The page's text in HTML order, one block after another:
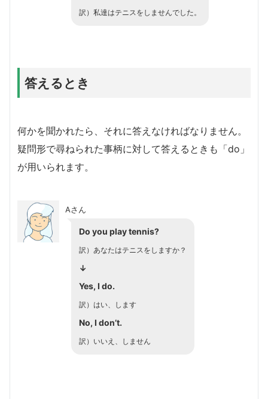
訳）私達はテニスをしませんでした。
答えるとき
何かを聞かれたら、それに答えなければなりません。
疑問形で尋ねられた事柄に対して答えるときも「do」
が用いられます。
Aさん
Do you play tennis?
訳）あなたはテニスをしますか？
↓
Yes, I do.
訳）はい、します
No, I don’t.
訳）いいえ、しません